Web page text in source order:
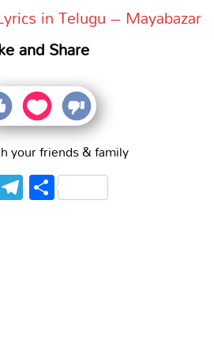
in Telugu – Mayabazar
and Share
your friends & family
Telegram
Share